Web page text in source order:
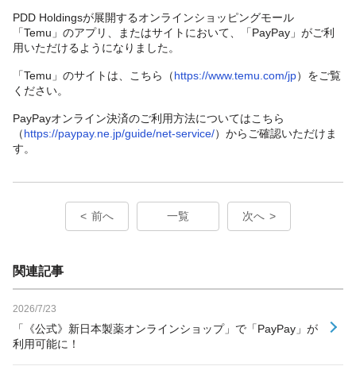
PDD Holdingsが展開するオンラインショッピングモール
「Temu」のアプリ、またはサイトにおいて、「PayPay」がご利
用いただけるようになりました。
「Temu」のサイトは、こちら（https://www.temu.com/jp）をご覧
ください。
PayPayオンライン決済のご利用方法についてはこちら
（https://paypay.ne.jp/guide/net-service/）からご確認いただけま
す。
前へ 一覧 次へ
関連記事
2026/7/23
「《公式》新日本製薬オンラインショップ」で「PayPay」が
利用可能に！